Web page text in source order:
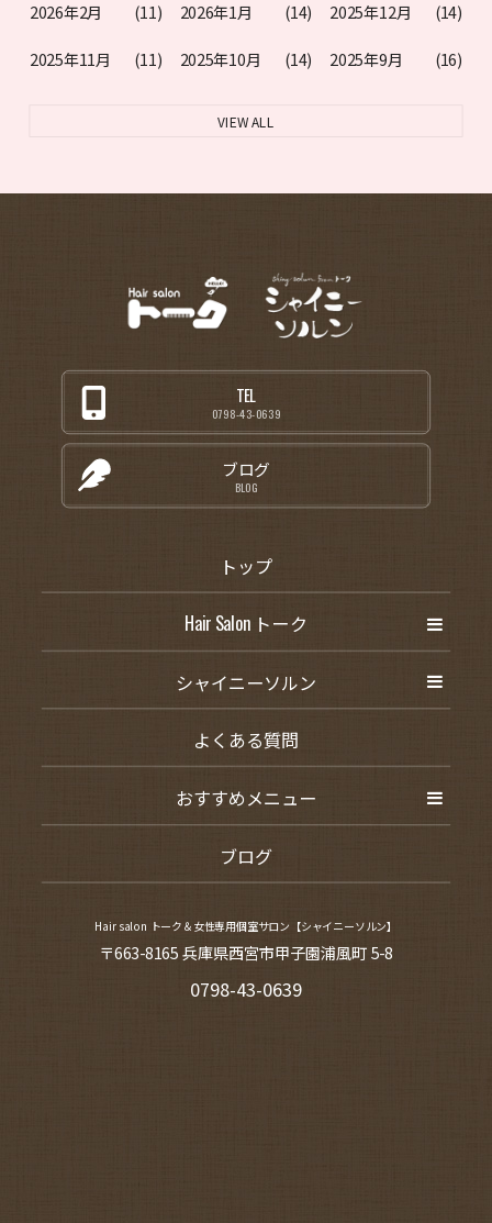
2026年2月 (11) 2026年1月 (14) 2025年12月 (14)
2025年11月 (11) 2025年10月 (14) 2025年9月 (16)
VIEW ALL
TEL
0798-43-0639
ブログ
BLOG
トップ
Hair Salon トーク
シャイニーソルン
よくある質問
おすすめメニュー
ブログ
Hair salon トーク＆女性専用個室サロン【シャイニーソルン】
〒663-8165 兵庫県西宮市甲子園浦風町 5-8
0798-43-0639